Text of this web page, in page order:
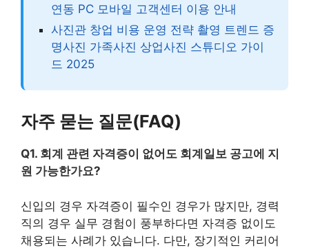
연동 PC 모바일 고객센터 이용 안내
사진관 창업 비용 운영 전략 촬영 트렌드 증
명사진 가족사진 상업사진 스튜디오 가이
드 2025
자주 묻는 질문(FAQ)
Q1. 회계 관련 자격증이 없어도 회계일보 공고에 지
원 가능한가요?
신입의 경우 자격증이 필수인 경우가 많지만, 경력
직의 경우 실무 경험이 풍부하다면 자격증 없이도
채용되는 사례가 있습니다. 다만, 장기적인 커리어